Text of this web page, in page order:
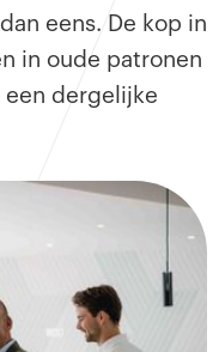
eens. De kop in
in oude patronen
een dergelijke